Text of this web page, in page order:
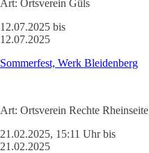
Art: Ortsverein Güls
12.07.2025 bis
12.07.2025
Sommerfest, Werk Bleidenberg
Art: Ortsverein Rechte Rheinseite
21.02.2025, 15:11 Uhr bis
21.02.2025